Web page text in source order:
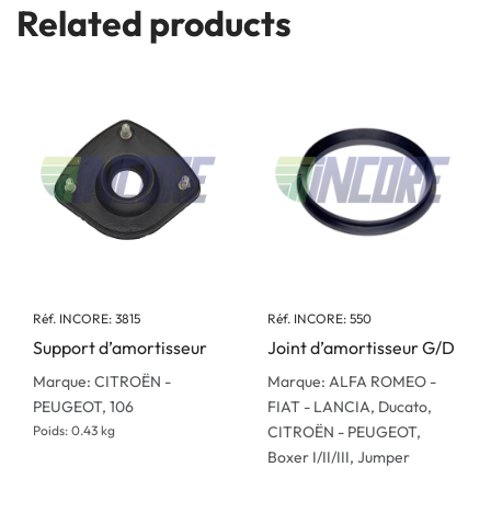
Related products
Réf. INCORE: 3815
Support d’amortisseur
Marque: CITROËN -
PEUGEOT, 106
Poids: 0.43 kg
Réf. INCORE: 550
Joint d’amortisseur G/D
Marque: ALFA ROMEO -
FIAT - LANCIA, Ducato,
CITROËN - PEUGEOT,
Boxer I/II/III, Jumper